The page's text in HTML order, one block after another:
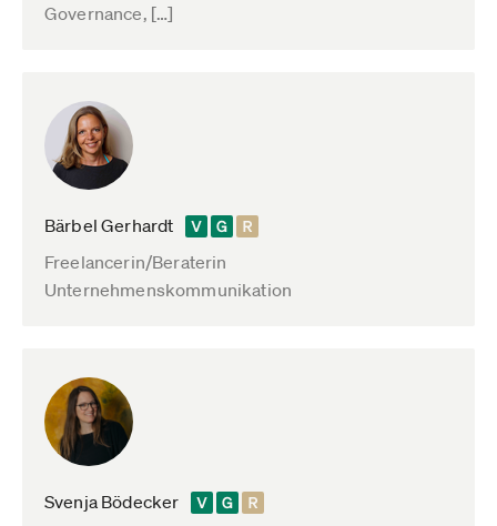
Governance, […]
Bärbel Gerhardt
Freelancerin/Beraterin
Unternehmenskommunikation
Svenja Bödecker